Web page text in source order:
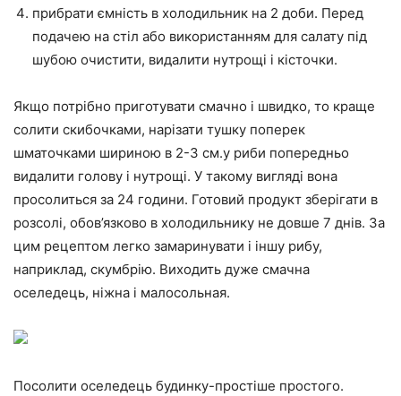
прибрати ємність в холодильник на 2 доби. Перед
подачею на стіл або використанням для салату під
шубою очистити, видалити нутрощі і кісточки.
Якщо потрібно приготувати смачно і швидко, то краще
солити скибочками, нарізати тушку поперек
шматочками шириною в 2-3 см.у риби попередньо
видалити голову і нутрощі. У такому вигляді вона
просолиться за 24 години. Готовий продукт зберігати в
розсолі, обов’язково в холодильнику не довше 7 днів. За
цим рецептом легко замаринувати і іншу рибу,
наприклад, скумбрію. Виходить дуже смачна
оселедець, ніжна і малосольная.
Посолити оселедець будинку-простіше простого.